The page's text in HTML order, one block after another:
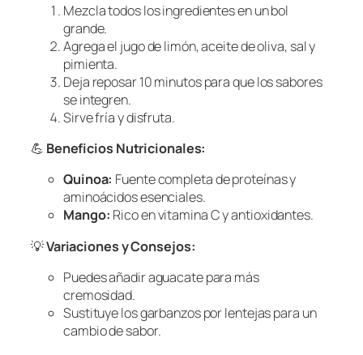
Mezcla todos los ingredientes en un bol
grande.
Agrega el jugo de limón, aceite de oliva, sal y
pimienta.
Deja reposar 10 minutos para que los sabores
se integren.
Sirve fría y disfruta.
💪 Beneficios Nutricionales:
Quinoa: Fuente completa de proteínas y
aminoácidos esenciales.
Mango: Rico en vitamina C y antioxidantes.
💡Variaciones y Consejos:
Puedes añadir aguacate para más
cremosidad.
Sustituye los garbanzos por lentejas para un
cambio de sabor.